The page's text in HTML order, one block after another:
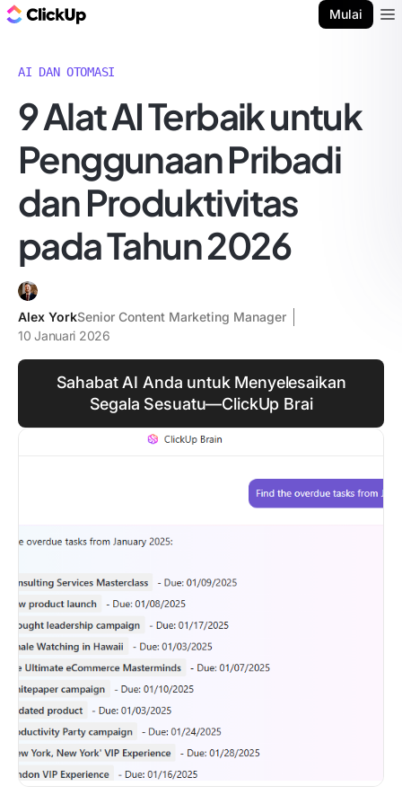
Mulai
AI DAN OTOMASI
9 Alat AI Terbaik untuk
Penggunaan Pribadi
dan Produktivitas
pada Tahun 2026
Alex YorkSenior Content Marketing Manager
10 Januari 2026
Sahabat AI Anda untuk Menyelesaikan
Segala Sesuatu—ClickUp Brai